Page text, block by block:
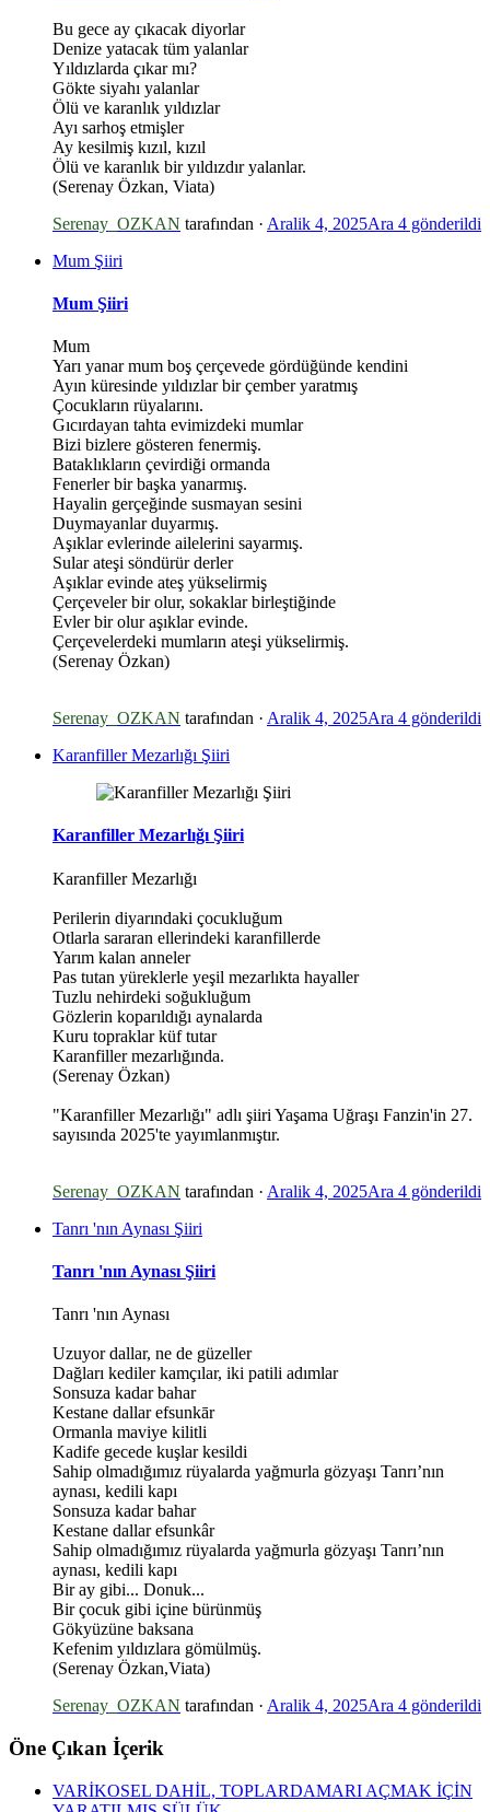
Bu gece ay çıkacak diyorlar
Denize yatacak tüm yalanlar
Yıldızlarda çıkar mı?
Gökte siyahı yalanlar
Ölü ve karanlık yıldızlar
Ayı sarhoş etmişler
Ay kesilmiş kızıl, kızıl
Ölü ve karanlık bir yıldızdır yalanlar.
(Serenay Özkan, Viata)
Serenay_OZKAN tarafından · Aralik 4, 2025Ara 4 gönderildi
Mum Şiiri
Mum Şiiri
Mum
Yarı yanar mum boş çerçevede gördüğünde kendini
Ayın küresinde yıldızlar bir çember yaratmış
Çocukların rüyalarını.
Gıcırdayan tahta evimizdeki mumlar
Bizi bizlere gösteren fenermiş.
Bataklıkların çevirdiği ormanda
Fenerler bir başka yanarmış.
Hayalin gerçeğinde susmayan sesini
Duymayanlar duyarmış.
Aşıklar evlerinde ailelerini sayarmış.
Sular ateşi söndürür derler
Aşıklar evinde ateş yükselirmiş
Çerçeveler bir olur, sokaklar birleştiğinde
Evler bir olur aşıklar evinde.
Çerçevelerdeki mumların ateşi yükselirmiş.
(Serenay Özkan)
Serenay_OZKAN tarafından · Aralik 4, 2025Ara 4 gönderildi
Karanfiller Mezarlığı Şiiri
Karanfiller Mezarlığı Şiiri
Karanfiller Mezarlığı
Perilerin diyarındaki çocukluğum
Otlarla sararan ellerindeki karanfillerde
Yarım kalan anneler
Pas tutan yüreklerle yeşil mezarlıkta hayaller
Tuzlu nehirdeki soğukluğum
Gözlerin koparıldığı aynalarda
Kuru topraklar küf tutar
Karanfiller mezarlığında.
(Serenay Özkan)
"Karanfiller Mezarlığı" adlı şiiri Yaşama Uğraşı Fanzin'in 27.
sayısında 2025'te yayımlanmıştır.
Serenay_OZKAN tarafından · Aralik 4, 2025Ara 4 gönderildi
Tanrı 'nın Aynası Şiiri
Tanrı 'nın Aynası Şiiri
Tanrı 'nın Aynası
Uzuyor dallar, ne de güzeller
Dağları kediler kamçılar, iki patili adımlar
Sonsuza kadar bahar
Kestane dallar efsunkār
Ormanla maviye kilitli
Kadife gecede kuşlar kesildi
Sahip olmadığımız rüyalarda yağmurla gözyaşı Tanrı’nın
aynası, kedili kapı
Sonsuza kadar bahar
Kestane dallar efsunkâr
Sahip olmadığımız rüyalarda yağmurla gözyaşı Tanrı’nın
aynası, kedili kapı
Bir ay gibi... Donuk...
Bir çocuk gibi içine bürünmüş
Gökyüzüne baksana
Kefenim yıldızlara gömülmüş.
(Serenay Özkan,Viata)
Serenay_OZKAN tarafından · Aralik 4, 2025Ara 4 gönderildi
Öne Çıkan İçerik
VARİKOSEL DAHİL, TOPLARDAMARI AÇMAK İÇİN
*
*